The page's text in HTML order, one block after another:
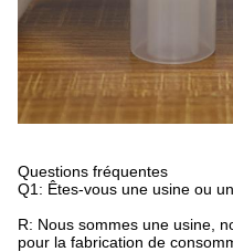
Questions fréquentes
Q1: Êtes-vous une usine ou
R: Nous sommes une usine,
pour la fabrication de